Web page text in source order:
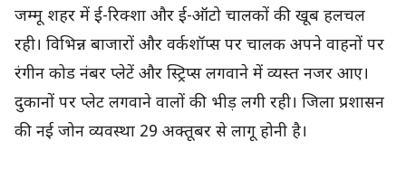
जम्मू शहर में ई-रिक्शा और ई-ऑटो चालकों की खूब हलचल
रही। विभिन्न बाजारों और वर्कशॉप्स पर चालक अपने वाहनों पर
रंगीन कोड नंबर प्लेटें और स्ट्रिप्स लगवाने में व्यस्त नजर आए।
दुकानों पर प्लेट लगवाने वालों की भीड़ लगी रही। जिला प्रशासन
की नई जोन व्यवस्था 29 अक्तूबर से लागू होनी है।